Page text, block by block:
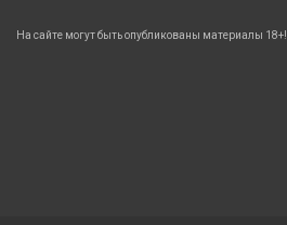
На сайте могут быть опубликованы материалы 18+!